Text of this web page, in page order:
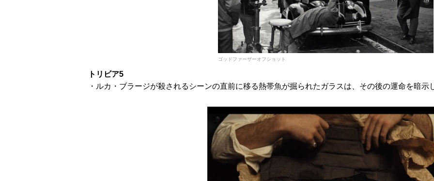
ゴッドファーザーオフショット
トリビア5
・ルカ・ブラージが殺されるシーンの直前に移る熱帯魚が掘られたガラスは、その後の運命を暗示